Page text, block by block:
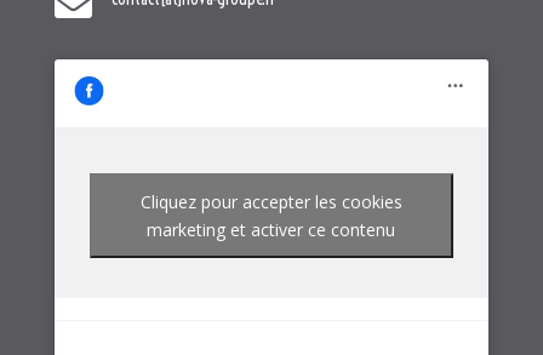
Cliquez pour accepter les cookies
marketing et activer ce contenu